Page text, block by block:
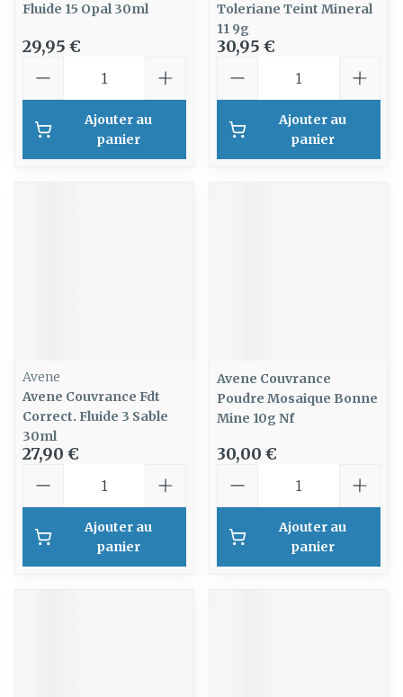
Fluide 15 Opal 30ml
29,95 €
Ajouter au
panier
Toleriane Teint Mineral
11 9g
30,95 €
Ajouter au
panier
Avene
Avene Couvrance Fdt
Correct. Fluide 3 Sable
30ml
27,90 €
Ajouter au
panier
Avene Couvrance
Poudre Mosaique Bonne
Mine 10g Nf
30,00 €
Ajouter au
panier